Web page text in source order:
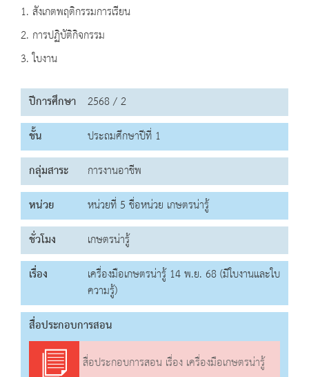
1. สังเกตพฤติกรรมการเรียน
2. การปฏิบัติกิจกรรม
3. ใบงาน
ปีการศึกษา 2568 / 2
ชั้น
ประถมศึกษาปีที่ 1
กลุ่มสาระ
การงานอาชีพ
หน่วย
หน่วยที่ 5 ชื่อหน่วย เกษตรน่ารู้
ชั่วโมง
เกษตรน่ารู้
เรื่อง
เครื่องมือเกษตรน่ารู้ 14 พ.ย. 68 (มีใบงานและใบ
ความรู้)
สื่อประกอบการสอน
สื่อประกอบการสอน เรื่อง เครื่องมือเกษตรน่ารู้